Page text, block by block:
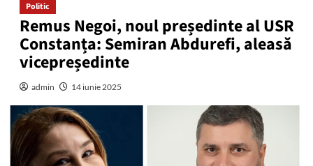
Politic
Remus Negoi, noul președinte al USR
Constanța: Semiran Abdurefi, aleasă
vicepreședinte
admin 14 iunie 2025